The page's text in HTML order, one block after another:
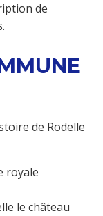
de
de Rodelle
royale
le château